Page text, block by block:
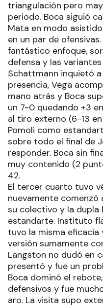
triangulación pero
periodo. Boca siguió
Mata en modo
en un par de
fantástico enfoque,
defensa y las
Schattmann inquietó
presencia, Vega
mano atrás y Boca
un 7-0 quedando +3
al tiro externo (6-13
Pomoli como
sobre todo el final de
responder. Boca sin
muy contenido (2
42.
El tercer cuarto tuvo
nuevamente
su colectivo y la
estandarte. Instituto
tuvo la misma
versión sumamente
Langston no dudó en
presentó y fue un
Boca dominó el
defensivos y fue
aro. La visita supo